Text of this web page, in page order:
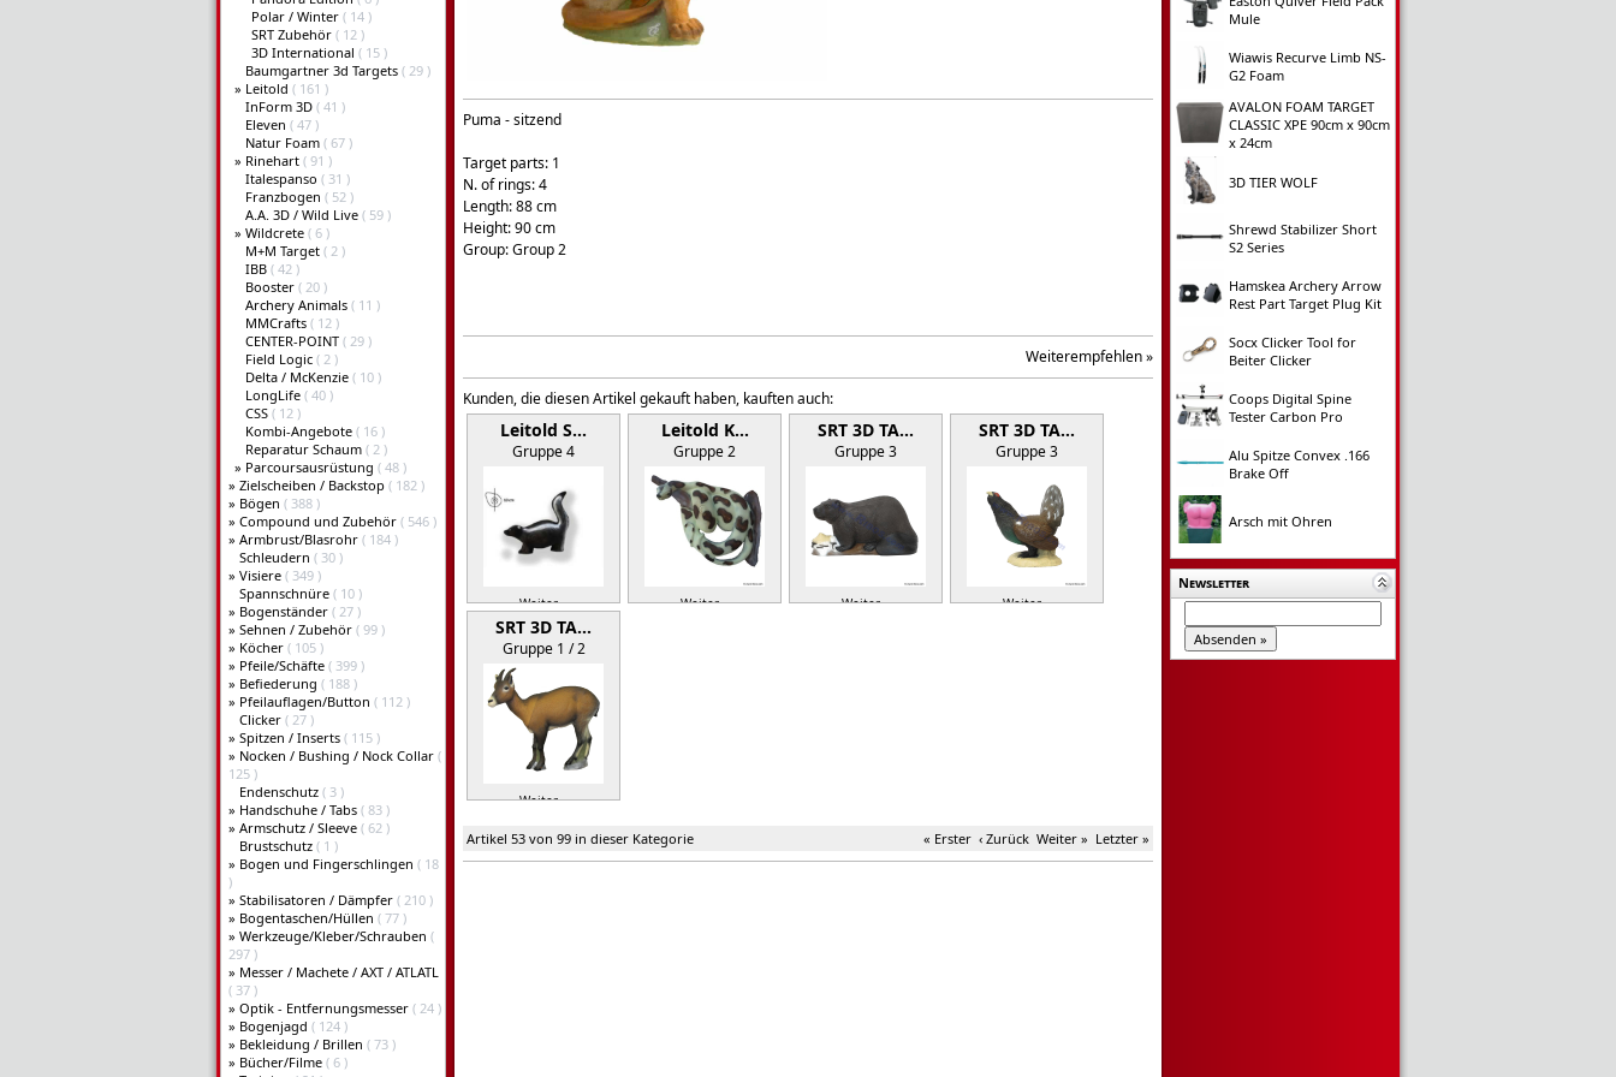
Polar / Winter ( 14 )
SRT Zubehör ( 12 )
3D International ( 15 )
Baumgartner 3d Targets ( 29 )
» Leitold ( 161 )
InForm 3D ( 41 )
Eleven ( 47 )
Natur Foam ( 67 )
» Rinehart ( 91 )
Italespanso ( 31 )
Franzbogen ( 52 )
A.A. 3D / Wild Live ( 59 )
» Wildcrete ( 6 )
M+M Target ( 2 )
IBB ( 42 )
Booster ( 20 )
Archery Animals ( 11 )
MMCrafts ( 12 )
CENTER-POINT ( 29 )
Field Logic ( 2 )
Delta / McKenzie ( 10 )
LongLife ( 40 )
CSS ( 12 )
Kombi-Angebote ( 16 )
Reparatur Schaum ( 2 )
» Parcoursausrüstung ( 48 )
» Zielscheiben / Backstop ( 182 )
» Bögen ( 388 )
» Compound und Zubehör ( 546 )
» Armbrust/Blasrohr ( 184 )
Schleudern ( 30 )
» Visiere ( 349 )
Spannschnüre ( 10 )
» Bogenständer ( 27 )
» Sehnen / Zubehör ( 99 )
» Köcher ( 105 )
» Pfeile/Schäfte ( 399 )
» Befiederung ( 188 )
» Pfeilauflagen/Button ( 112 )
Clicker ( 27 )
» Spitzen / Inserts ( 115 )
» Nocken / Bushing / Nock Collar (
125 )
Endenschutz ( 3 )
» Handschuhe / Tabs ( 83 )
» Armschutz / Sleeve ( 62 )
Brustschutz ( 1 )
» Bogen und Fingerschlingen ( 18
)
» Stabilisatoren / Dämpfer ( 210 )
» Bogentaschen/Hüllen ( 77 )
» Werkzeuge/Kleber/Schrauben (
297 )
» Messer / Machete / AXT / ATLATL
( 37 )
» Optik - Entfernungsmesser ( 24 )
» Bogenjagd ( 124 )
» Bekleidung / Brillen ( 73 )
» Bücher/Filme ( 6 )
Puma - sitzend
Target parts: 1
N. of rings: 4
Length: 88 cm
Height: 90 cm
Group: Group 2
Weiterempfehlen »
Kunden, die diesen Artikel gekauft haben, kauften auch:
Leitold S…
Gruppe 4
Weiter »
Leitold K…
Gruppe 2
Weiter »
SRT 3D TA…
Gruppe 3
Weiter »
SRT 3D TA…
Gruppe 3
Weiter »
SRT 3D TA…
Gruppe 1 / 2
Weiter »
Artikel 53 von 99 in dieser Kategorie « Erster ‹ Zurück Weiter » Letzter »
Mule
Wiawis Recurve Limb NS-
G2 Foam
AVALON FOAM TARGET
CLASSIC XPE 90cm x 90cm
x 24cm
3D TIER WOLF
Shrewd Stabilizer Short
S2 Series
Hamskea Archery Arrow
Rest Part Target Plug Kit
Socx Clicker Tool for
Beiter Clicker
Coops Digital Spine
Tester Carbon Pro
Alu Spitze Convex .166
Brake Off
Arsch mit Ohren
Newsletter